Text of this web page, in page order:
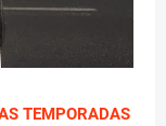
TEMPORADAS